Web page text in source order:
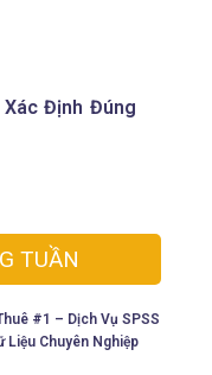
Định Đúng
TUẦN
#1 – Dịch Vụ SPSS
Liệu Chuyên Nghiệp